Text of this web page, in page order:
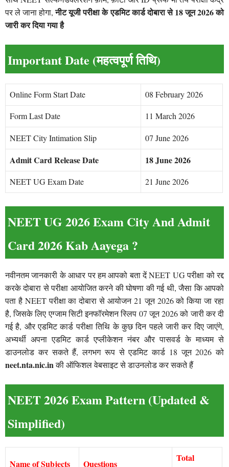
पर ले जाना होगा,नीट यूजी परीक्षा के एडमिट कार्ड दोबारा से 18 जून 2026 को
जारी कर दिया गया है
Important Date (महत्वपूर्ण तिथि)
Online Form Start Date
08 February 2026
Form Last Date
11 March 2026
NEET City Intimation Slip 07 June 2026
Admit Card Release Date 18 June 2026
NEET UG Exam Date 21 June 2026
NEET UG 2026 Exam City And Admit
Card 2026 Kab Aayega ?
नवीनतम जानकारी के आधार पर हम आपको बता दें NEET UG परीक्षा को रद्द
करके दोबारा से परीक्षा आयोजित करने की घोषणा की गई थी, जैसा कि आपको
पता है NEET परीक्षा का दोबारा से आयोजन 21 जून 2026 को किया जा रहा
है, जिसके लिए एग्जाम सिटी इनफॉरमेशन स्लिप 07 जून 2026 को जारी कर दी
गई है, और एडमिट कार्ड परीक्षा तिथि के कुछ दिन पहले जारी कर दिए जाएंगे,
अभ्यर्थी अपना एडमिट कार्ड एप्लीकेशन नंबर और पासवर्ड के माध्यम से
डाउनलोड कर सकते हैं, लगभग रूप से एडमिट कार्ड 18 जून 2026 को
neet.nta.nic.inकी ऑफिशल वेबसाइट से डाउनलोड कर सकते हैं
NEET 2026 Exam Pattern (Updated &
Simplified)
Name of Subjects Questions
Total